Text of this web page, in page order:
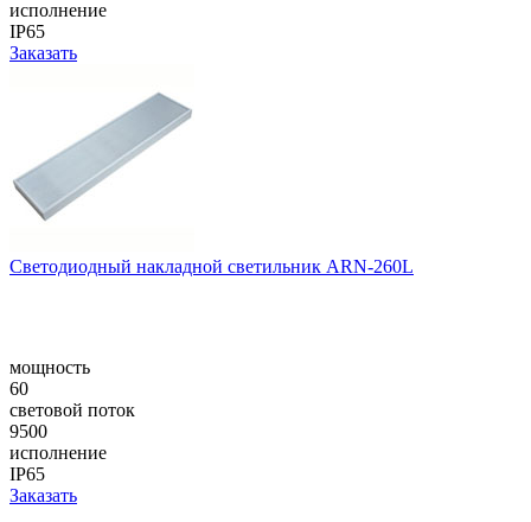
исполнение
IP65
Заказать
Светодиодный накладной светильник ARN-260L
мощность
60
световой поток
9500
исполнение
IP65
Заказать